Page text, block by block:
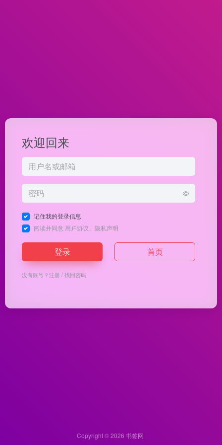
欢迎回来
记住我的登录信息
阅读并同意 用户协议 隐私声明
登录 首页
没有账号？注册/找回密码
Copyright © 2026 书签网